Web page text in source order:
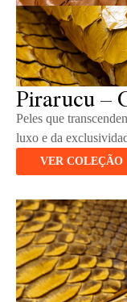
Pirarucu –
Peles que
luxo e da
VER COLEÇÃO